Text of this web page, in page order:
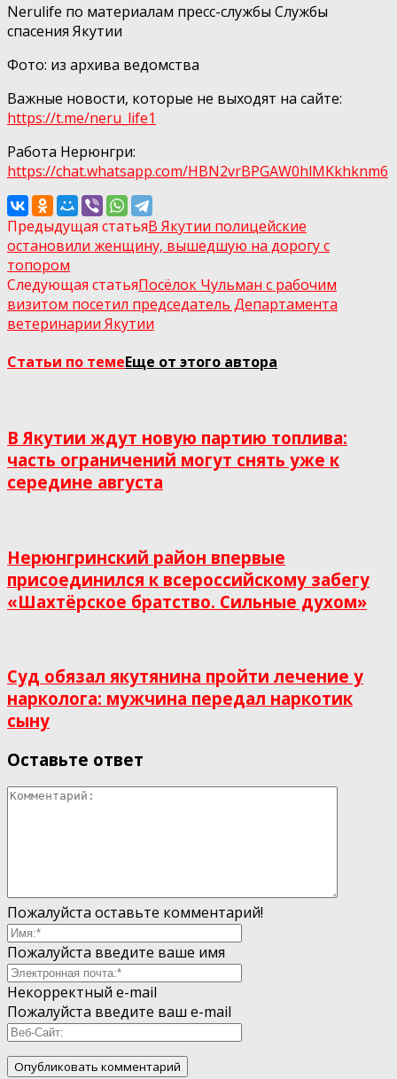
Nerulife по материалам пресс-службы Службы
спасения Якутии
Фото: из архива ведомства
Важные новости, которые не выходят на сайте:
https://t.me/neru_life1
Работа Нерюнгри:
https://chat.whatsapp.com/HBN2vrBPGAW0hlMKkhknm6
Предыдущая статьяВ Якутии полицейские
остановили женщину, вышедшую на дорогу с
топором
Следующая статьяПосёлок Чульман с рабочим
визитом посетил председатель Департамента
ветеринарии Якутии
Статьи по темеЕще от этого автора
В Якутии ждут новую партию топлива:
часть ограничений могут снять уже к
середине августа
Нерюнгринский район впервые
присоединился к всероссийскому забегу
«Шахтёрское братство. Сильные духом»
Суд обязал якутянина пройти лечение у
нарколога: мужчина передал наркотик
сыну
Оставьте ответ
Пожалуйста оставьте комментарий!
Пожалуйста введите ваше имя
Некорректный e-mail
Пожалуйста введите ваш e-mail